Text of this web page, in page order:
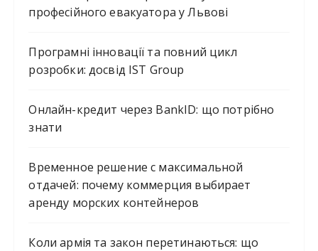
професійного евакуатора у Львові
Програмні інновації та повний цикл
розробки: досвід IST Group
Онлайн-кредит через BankID: що потрібно
знати
Временное решение с максимальной
отдачей: почему коммерция выбирает
аренду морских контейнеров
Коли армія та закон перетинаються: що